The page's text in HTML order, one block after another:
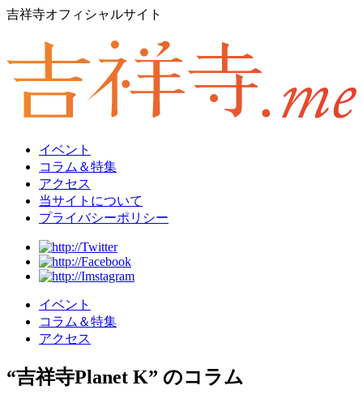
吉祥寺オフィシャルサイト
イベント
コラム＆特集
アクセス
当サイトについて
プライバシーポリシー
イベント
コラム＆特集
アクセス
“吉祥寺Planet K” のコラム